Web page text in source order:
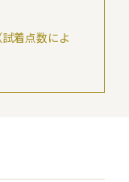
着点数によ